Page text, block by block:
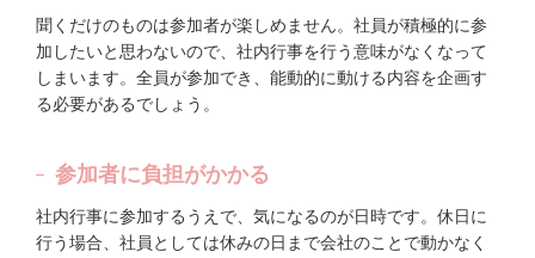
聞くだけのものは参加者が楽しめません。社員が積極的に参
加したいと思わないので、社内行事を行う意味がなくなって
しまいます。全員が参加でき、能動的に動ける内容を企画す
る必要があるでしょう。
参加者に負担がかかる
社内行事に参加するうえで、気になるのが日時です。休日に
行う場合、社員としては休みの日まで会社のことで動かなく